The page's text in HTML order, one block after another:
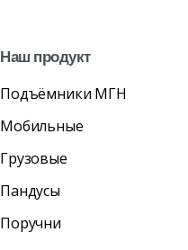
Наш продукт
Подъёмники МГН
Мобильные
Грузовые
Пандусы
Поручни